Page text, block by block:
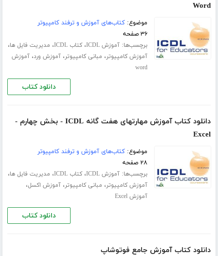
Word
موضوع:کتاب‌های آموزش و ترفند کامپیوتر
۳۶ صفحه
برچسب‌ها:آموزش ICDL ،کتاب ICDL ، مدیریت فایل ها،
آموزش کامپیوتر، مبانی کامپیوتر،آموزش ورد،آموزش
word
دانلود کتاب
دانلود کتاب آموزش مهارتهای هفت گانه ICDL - بخش چهارم -
Excel
موضوع:کتاب‌های آموزش و ترفند کامپیوتر
۲۸ صفحه
برچسب‌ها:آموزش ICDL ،کتاب ICDL ، مدیریت فایل ها،
آموزش کامپیوتر، مبانی کامپیوتر،آموزش اکسل،
آموزش Excel
دانلود کتاب
دانلود کتاب آموزش جامع فوتوشاپ